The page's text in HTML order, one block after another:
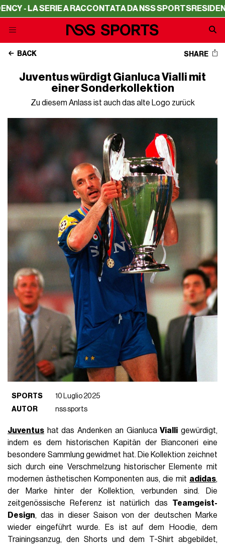
SERIE A RACCONTATA DA NSS SPORTSRESIDENCY -
BACK SHARE
Juventus würdigt Gianluca Vialli mit
einer Sonderkollektion
Zu diesem Anlass ist auch das alte Logo zurück
SPORTS
10 Luglio 2025
AUTOR
nss sports
Juventus hat das Andenken an GianlucaVialli gewürdigt,
indem es dem historischen Kapitän der Bianconeri eine
besondere Sammlung gewidmet hat. Die Kollektion zeichnet
sich durch eine Verschmelzung historischer Elemente mit
modernen ästhetischen Komponenten aus, die mit adidas,
der Marke hinter der Kollektion, verbunden sind. Die
zeitgenössische Referenz ist natürlich das Teamgeist-
Design, das in dieser Saison von der deutschen Marke
wieder eingeführt wurde. Es ist auf dem Hoodie, dem
Trainingsanzug, den Shorts und dem T-Shirt abgebildet,